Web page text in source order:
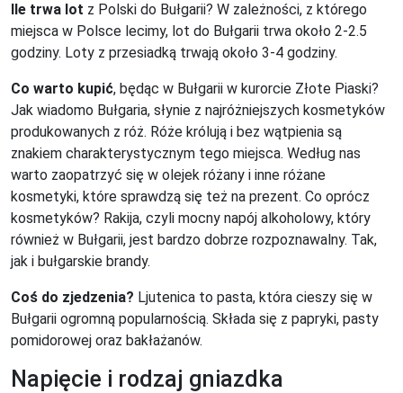
Ile trwa lot z Polski do Bułgarii? W zależności, z którego
miejsca w Polsce lecimy, lot do Bułgarii trwa około 2-2.5
godziny. Loty z przesiadką trwają około 3-4 godziny.
Co warto kupić, będąc w Bułgarii w kurorcie Złote Piaski?
Jak wiadomo Bułgaria, słynie z najróżniejszych kosmetyków
produkowanych z róż. Róże królują i bez wątpienia są
znakiem charakterystycznym tego miejsca. Według nas
warto zaopatrzyć się w olejek różany i inne różane
kosmetyki, które sprawdzą się też na prezent. Co oprócz
kosmetyków? Rakija, czyli mocny napój alkoholowy, który
również w Bułgarii, jest bardzo dobrze rozpoznawalny. Tak,
jak i bułgarskie brandy.
Coś do zjedzenia? Ljutenica to pasta, która cieszy się w
Bułgarii ogromną popularnością. Składa się z papryki, pasty
pomidorowej oraz bakłażanów.
Napięcie i rodzaj gniazdka